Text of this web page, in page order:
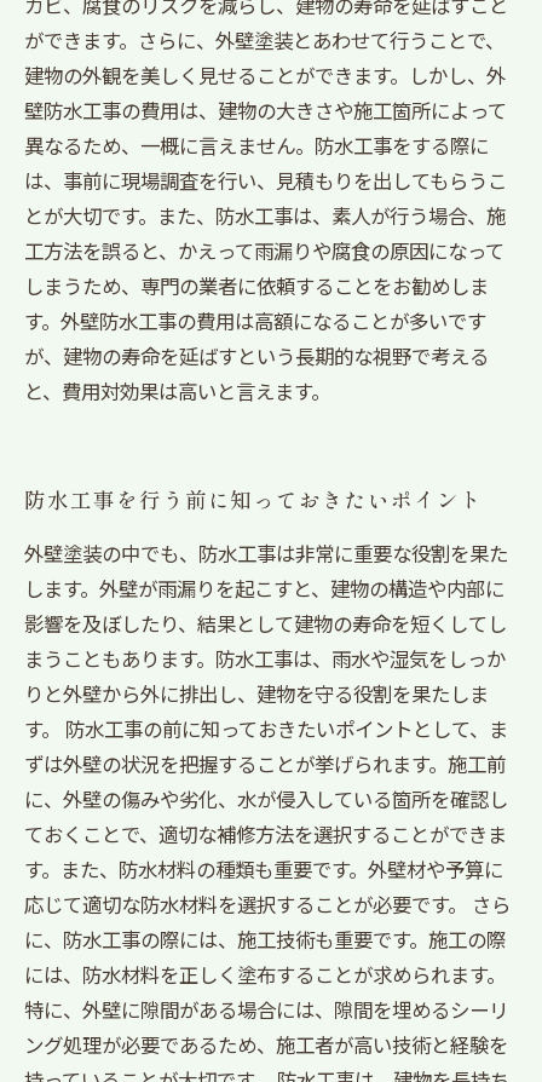
ができます。さらに、外壁塗装とあわせて行うことで、
建物の外観を美しく見せることができます。しかし、外
壁防水工事の費用は、建物の大きさや施工箇所によって
異なるため、一概に言えません。防水工事をする際に
は、事前に現場調査を行い、見積もりを出してもらうこ
とが大切です。また、防水工事は、素人が行う場合、施
工方法を誤ると、かえって雨漏りや腐食の原因になって
しまうため、専門の業者に依頼することをお勧めしま
す。外壁防水工事の費用は高額になることが多いです
が、建物の寿命を延ばすという長期的な視野で考える
と、費用対効果は高いと言えます。
防水工事を行う前に知っておきたいポイント
外壁塗装の中でも、防水工事は非常に重要な役割を果た
します。外壁が雨漏りを起こすと、建物の構造や内部に
影響を及ぼしたり、結果として建物の寿命を短くしてし
まうこともあります。防水工事は、雨水や湿気をしっか
りと外壁から外に排出し、建物を守る役割を果たしま
す。 防水工事の前に知っておきたいポイントとして、ま
ずは外壁の状況を把握することが挙げられます。施工前
に、外壁の傷みや劣化、水が侵入している箇所を確認し
ておくことで、適切な補修方法を選択することができま
す。また、防水材料の種類も重要です。外壁材や予算に
応じて適切な防水材料を選択することが必要です。 さら
に、防水工事の際には、施工技術も重要です。施工の際
には、防水材料を正しく塗布することが求められます。
特に、外壁に隙間がある場合には、隙間を埋めるシーリ
ング処理が必要であるため、施工者が高い技術と経験を